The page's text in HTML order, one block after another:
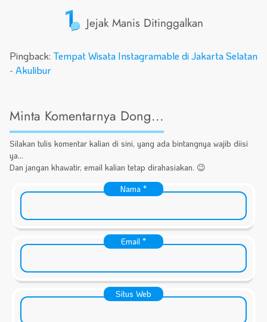
1 Jejak Manis Ditinggalkan
Pingback: Tempat Wisata Instagramable di Jakarta Selatan
- Akulibur
Minta Komentarnya Dong...
Silakan tulis komentar kalian di sini, yang ada bintangnya wajib diisi
ya...
Dan jangan khawatir, email kalian tetap dirahasiakan. 😉
Nama *
Email *
Situs Web